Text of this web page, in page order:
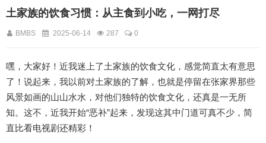
土家族的饮食习惯：从主食到小吃，一网打尽
BMBS 2025-06-14 287 0
嘿，大家好！近我迷上了土家族的饮食文化，感觉简直太有意思
了！说起来，我以前对土家族的了解，也就是停留在张家界那些
风景如画的山山水水，对他们独特的饮食文化，还真是一无所
知。这不，近我开始“恶补”起来，发现这其中门道可真不少，简
直比看电视剧还精彩！